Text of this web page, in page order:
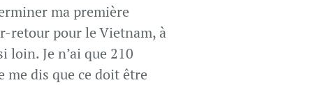
ma première
retour pour le Vietnam, à
loin. Je n’ai que 210
me dis que ce doit être